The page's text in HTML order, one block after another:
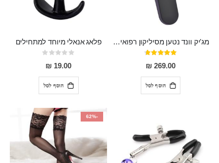
מג'יק וונד נטען מסיליקון רפואי חזק בעל 12 מצבי רטט ו6 מהירויות שונות ROMI
דירוג:
93%
269.00 ₪
הוסף לסל
פלאג אנאלי מיוחד למתחילים
Rating:
0%
19.00 ₪
הוסף לסל
-62%